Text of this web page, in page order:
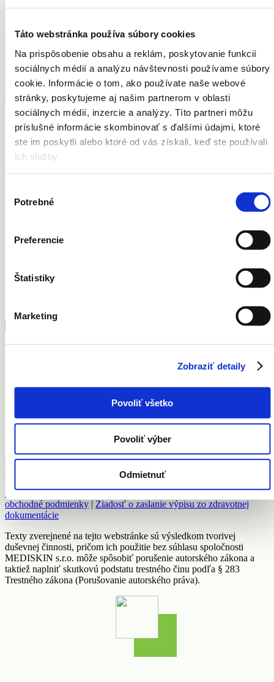
Táto webstránka používa súbory cookies
Na prispôsobenie obsahu a reklám, poskytovanie funkcií
sociálnych médií a analýzu návštevnosti používame súbory
cookie. Informácie o tom, ako používate naše webové
stránky, poskytujeme aj našim partnerom v oblasti
sociálnych médií, inzercie a analýzy. Títo partneri môžu
príslušné informácie skombinovať s ďalšími údajmi, ktoré
ste im poskytli alebo ktoré od vás získali, keď ste používali
ich služby.
súhlasu
Potrebné
Preferencie
Štatistiky
Marketing
Zobraziť detaily
Povoliť všetko
Povoliť výber
Odmietnuť
Zaregistrovať sa
Vaše problémy
Akné
Celulitída
Kožné výrastky
Pery
Pleť
Telo
Opaľovanie
Pigmentové škvrny
Kontakt
Facebook
© 2018 MEDISKIN s.r.o. všetky práva vyhradené | MEDISKIN
s.r.o., Mýtna 5, 811 07 Bratislava
M:
mediskin@mediskin.sk|Ochrana osobných údajov|Všeobecné
obchodné podmienky | Žiadosť o zaslanie výpisu zo zdravotnej
dokumentácie
Texty zverejnené na tejto webstránke sú výsledkom tvorivej
duševnej činnosti, pričom ich použitie bez súhlasu spoločnosti
MEDISKIN s.r.o. môže spôsobiť porušenie autorského zákona a
taktiež naplniť skutkovú podstatu trestného činu podľa § 283
Trestného zákona (Porušovanie autorského práva).